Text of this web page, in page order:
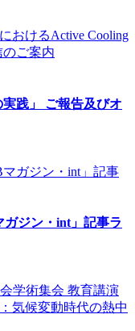
実践」 ご報告及びオ
ガジン・int」記事ラ